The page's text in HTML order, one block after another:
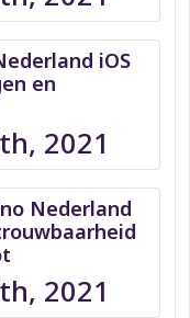
iOS
en
2021
Nederland
2021